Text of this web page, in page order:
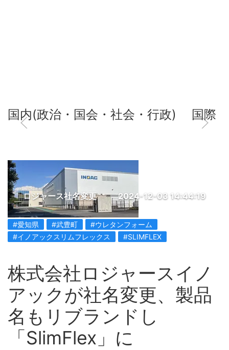
国内(政治・国会・社会・行政) 国際
ロジャース社名変更 2024-12-03 14:44:19
#愛知県 #武豊町
#ウレタンフォーム
#イノアックスリムフレックス
#SLIMFLEX
株式会社ロジャースイノ
アックが社名変更、製品
名もリブランドし
「SlimFlex」に